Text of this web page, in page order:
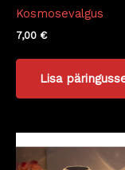
Kosmosevalgus
7,00 €
Lisa